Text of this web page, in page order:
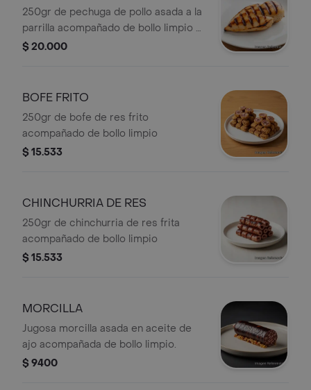
250gr de pechuga de pollo asada a la
parrilla acompañado de bollo limpio o
papa (según disponibilidad)
$ 20.000
BOFE FRITO
250gr de bofe de res frito
acompañado de bollo limpio
$ 15.533
CHINCHURRIA DE RES
250gr de chinchurria de res frita
acompañado de bollo limpio
$ 15.533
MORCILLA
Jugosa morcilla asada en aceite de
ajo acompañada de bollo limpio.
$ 9400